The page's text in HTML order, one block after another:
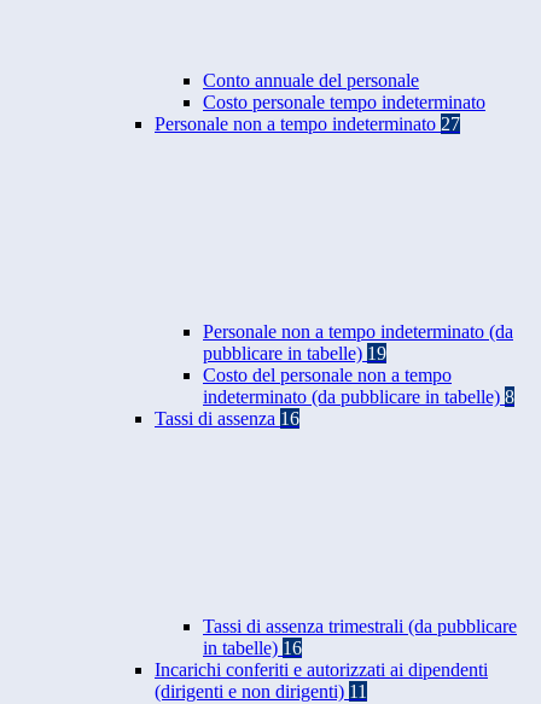
Conto annuale del personale
Costo personale tempo indeterminato
Personale non a tempo indeterminato 27
Personale non a tempo indeterminato (da
pubblicare in tabelle) 19
Costo del personale non a tempo
indeterminato (da pubblicare in tabelle) 8
Tassi di assenza 16
Tassi di assenza trimestrali (da pubblicare
in tabelle) 16
Incarichi conferiti e autorizzati ai dipendenti
(dirigenti e non dirigenti) 11